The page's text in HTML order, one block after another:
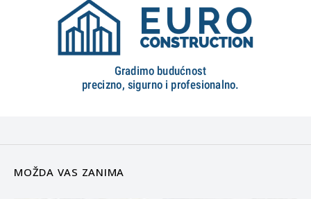
MOŽDA VAS ZANIMA